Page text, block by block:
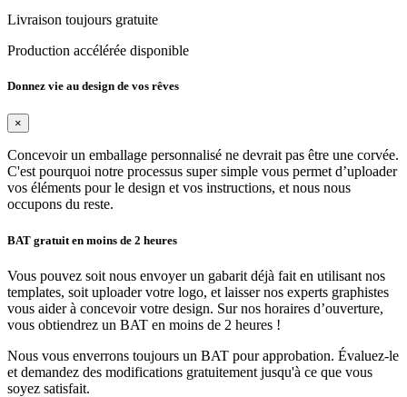
Livraison toujours gratuite
Production accélérée disponible
Donnez vie au design de vos rêves
×
Concevoir un emballage personnalisé ne devrait pas être une corvée.
C'est pourquoi notre processus super simple vous permet d’uploader
vos éléments pour le design et vos instructions, et nous nous
occupons du reste.
BAT gratuit en moins de 2 heures
Vous pouvez soit nous envoyer un gabarit déjà fait en utilisant nos
templates, soit uploader votre logo, et laisser nos experts graphistes
vous aider à concevoir votre design. Sur nos horaires d’ouverture,
vous obtiendrez un BAT en moins de 2 heures !
Nous vous enverrons toujours un BAT pour approbation. Évaluez-le
et demandez des modifications gratuitement jusqu'à ce que vous
soyez satisfait.